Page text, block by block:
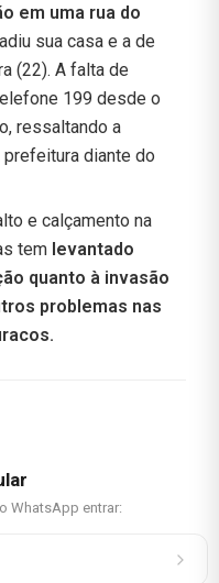
em uma rua do
sua casa e a de
(22). A falta de
199 desde o
ressaltando a
diante do
e calçamento na
tem levantado
quanto à invasão
problemas nas
WhatsApp entrar: